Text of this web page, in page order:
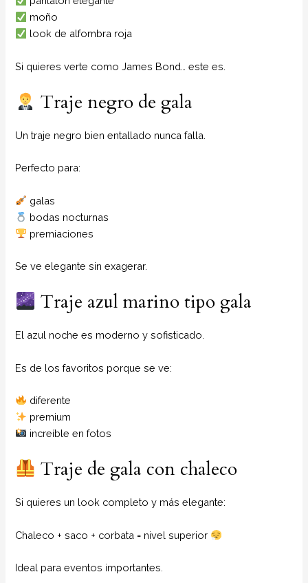
moño
look de alfombra roja
Si quieres verte como James Bond… este es.
Traje negro de gala
Un traje negro bien entallado nunca falla.
Perfecto para:
galas
bodas nocturnas
premiaciones
Se ve elegante sin exagerar.
Traje azul marino tipo gala
El azul noche es moderno y sofisticado.
Es de los favoritos porque se ve:
diferente
premium
increíble en fotos
Traje de gala con chaleco
Si quieres un look completo y más elegante:
Chaleco + saco + corbata = nivel superior
Ideal para eventos importantes.